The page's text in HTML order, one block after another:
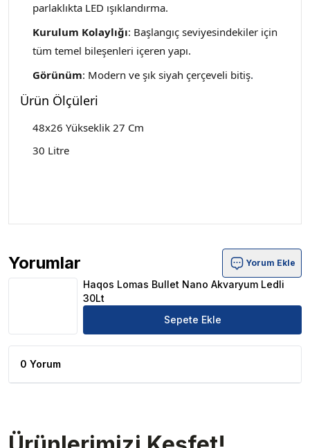
parlaklıkta LED ışıklandırma.
Kurulum Kolaylığı: Başlangıç seviyesindekiler için
tüm temel bileşenleri içeren yapı.
Görünüm: Modern ve şık siyah çerçeveli bitiş.
Ürün Ölçüleri
48x26 Yükseklik 27 Cm
30 Litre
Yorumlar
Haqos Lomas Bullet Nano Akvaryum Ledli 30Lt Ürün
Yorum Ekle
Haqos Lomas Bullet Nano Akvaryum Ledli
30Lt
Sepete Ekle
0 Yorum